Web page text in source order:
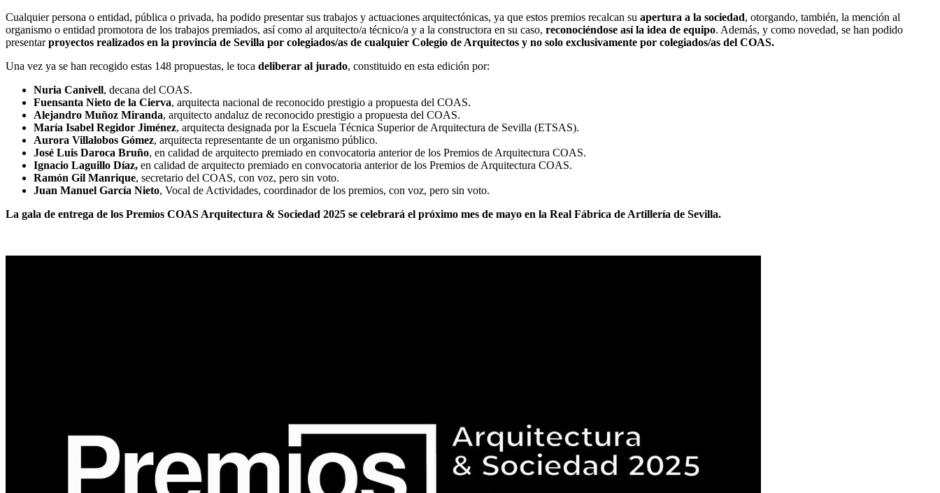
Cualquier persona o entidad, pública o privada, ha podido presentar sus trabajos y actuaciones arquitectónicas, ya que estos premios recalcan su apertura a la sociedad, otorgando, también, la mención al
organismo o entidad promotora de los trabajos premiados, así como al arquitecto/a técnico/a y a la constructora en su caso, reconociéndose así la idea de equipo. Además, y como novedad, se han podido
presentarproyectos realizados en la provincia de Sevilla por colegiados/as de cualquier Colegio de Arquitectos y no solo exclusivamente por colegiados/as del COAS.
Una vez ya se han recogido estas 148 propuestas, le toca deliberar al jurado, constituido en esta edición por:
Nuria Canivell, decana del COAS.
Fuensanta Nieto de la Cierva, arquitecta nacional de reconocido prestigio a propuesta del COAS.
Alejandro Muñoz Miranda, arquitecto andaluz de reconocido prestigio a propuesta del COAS.
María Isabel Regidor Jiménez, arquitecta designada por la Escuela Técnica Superior de Arquitectura de Sevilla (ETSAS).
Aurora Villalobos Gómez, arquitecta representante de un organismo público.
José Luis Daroca Bruño, en calidad de arquitecto premiado en convocatoria anterior de los Premios de Arquitectura COAS.
Ignacio Laguillo Díaz, en calidad de arquitecto premiado en convocatoria anterior de los Premios de Arquitectura COAS.
Ramón Gil Manrique, secretario del COAS, con voz, pero sin voto.
Juan Manuel García Nieto, Vocal de Actividades, coordinador de los premios, con voz, pero sin voto.
La gala de entrega de los Premios COAS Arquitectura & Sociedad 2025 se celebrará el próximo mes de mayo en la Real Fábrica de Artillería de Sevilla.